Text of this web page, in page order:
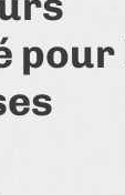
pour